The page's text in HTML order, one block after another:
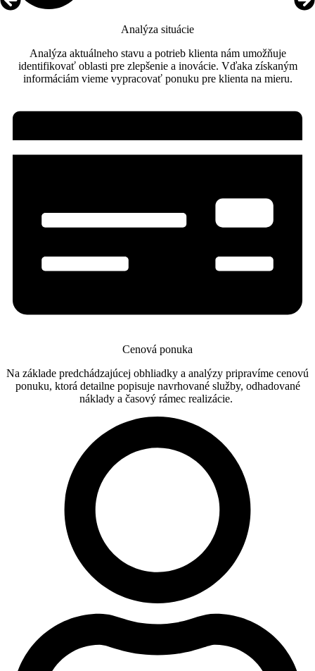
Analýza situácie
Analýza aktuálneho stavu a potrieb klienta nám umožňuje
identifikovať oblasti pre zlepšenie a inovácie. Vďaka získaným
informáciám vieme vypracovať ponuku pre klienta na mieru.
Cenová ponuka
Na základe predchádzajúcej obhliadky a analýzy pripravíme cenovú
ponuku, ktorá detailne popisuje navrhované služby, odhadované
náklady a časový rámec realizácie.